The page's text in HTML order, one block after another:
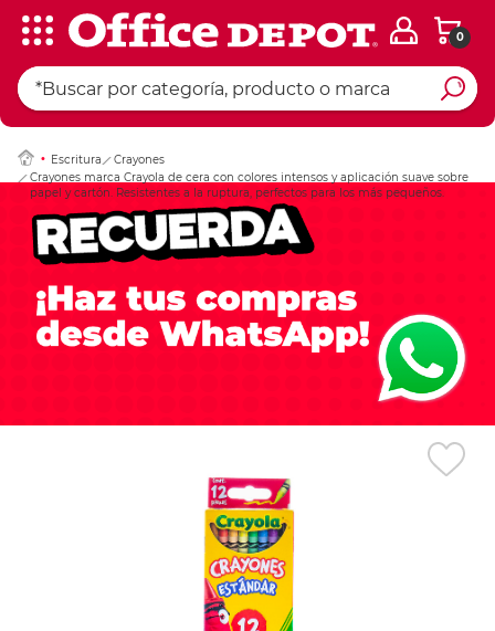
0
Escritura
Crayones
Crayones marca Crayola de cera con colores intensos y aplicación suave sobre
papel y cartón. Resistentes a la ruptura, perfectos para los más pequeños.
Ingresar Codigo